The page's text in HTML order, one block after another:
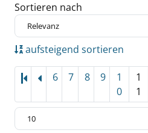
Sortieren nach
aufsteigend sortieren
6 7 8 9
1
0
1
1